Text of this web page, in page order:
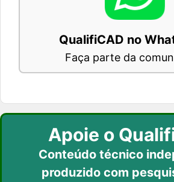
QualifiCAD no
Faça parte da
Apoie o
Conteúdo técnico
produzido com